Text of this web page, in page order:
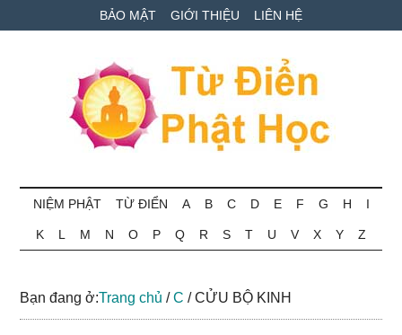
to
to
qua
BẢO MẬT GIỚI THIỆU LIÊN HỆ
Từ
điển
Phật
học
ngữ
NIỆM PHẬT TỪ ĐIỂN A B C D E F G H I
K L M N O P Q R S T U V X Y Z
Bạn đang ở:Trang chủ / C /CỬU BỘ KINH